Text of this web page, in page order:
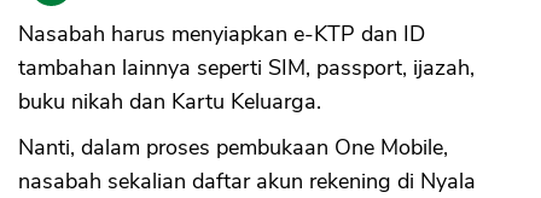
Nasabah harus menyiapkan e-KTP dan ID
tambahan lainnya seperti SIM, passport, ijazah,
buku nikah dan Kartu Keluarga.
Nanti, dalam proses pembukaan One Mobile,
nasabah sekalian daftar akun rekening di Nyala